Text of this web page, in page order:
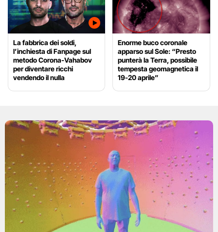
La fabbrica dei soldi,
l’inchiesta di Fanpage sul
metodo Corona-Vahabov
per diventare ricchi
vendendo il nulla
Enorme buco coronale
apparso sul Sole: “Presto
punterà la Terra, possibile
tempesta geomagnetica il
19-20 aprile”